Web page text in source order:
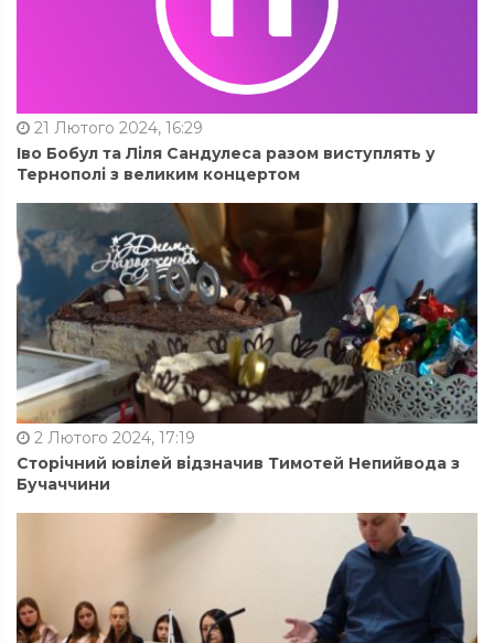
21 Лютого 2024, 16:29
Іво Бобул та Ліля Сандулеса разом виступлять у
Тернополі з великим концертом
2 Лютого 2024, 17:19
Сторічний ювілей відзначив Тимотей Непийвода з
Бучаччини